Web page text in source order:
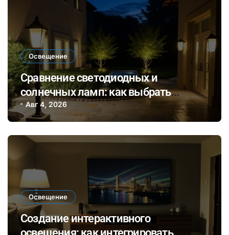
Освещение
Сравнение светодиодных и
солнечных ламп: как выбрать
оптимальный вариант для внешнего
и внутреннего освещения
Авг 4, 2026
Освещение
Создание интерактивного